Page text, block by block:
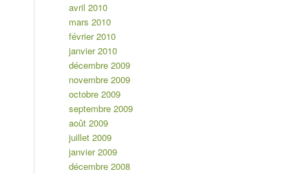
avril 2010
mars 2010
février 2010
janvier 2010
décembre 2009
novembre 2009
octobre 2009
septembre 2009
août 2009
juillet 2009
janvier 2009
décembre 2008